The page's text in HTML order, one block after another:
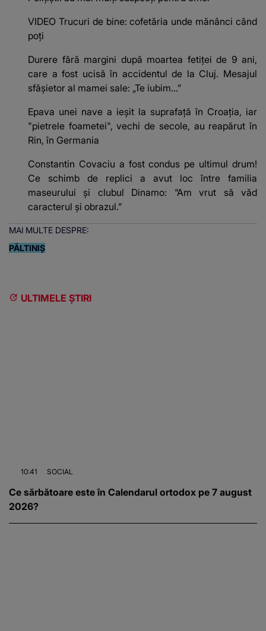
VIDEO Trucuri de bine: cofetăria unde mănânci când
poți
Durere fără margini după moartea fetiței de 9 ani,
care a fost ucisă în accidentul de la Cluj. Mesajul
sfâșietor al mamei sale: „Te iubim…”
Epava unei nave a ieșit la suprafață în Croația, iar
"pietrele foametei", vechi de secole, au reapărut în
Rin, în Germania
Constantin Covaciu a fost condus pe ultimul drum!
Ce schimb de replici a avut loc între familia
maseurului și clubul Dinamo: “Am vrut să văd
caracterul și obrazul.”
MAI MULTE DESPRE:
PĂLTINIȘ
ULTIMELE ȘTIRI
10:41 SOCIAL
Ce sărbătoare este în Calendarul ortodox pe 7 august
2026?